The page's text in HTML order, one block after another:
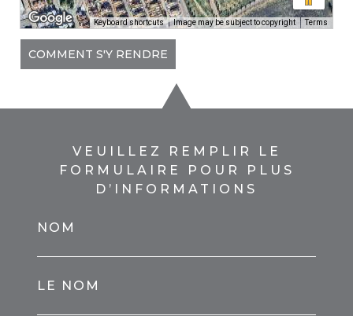
Keyboard shortcuts Image may be subject to copyright Terms
COMMENT S'Y RENDRE
VEUILLEZ REMPLIR LE
FORMULAIRE POUR PLUS
D’INFORMATIONS
NOM
LE NOM